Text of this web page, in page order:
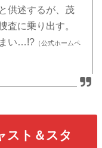
供述するが、茂
査に乗り出す。
い…!? （公式ホームペ
スト＆スタ